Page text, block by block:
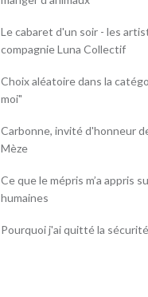
Le cabaret d'un soir - les
compagnie Luna Collectif
Choix aléatoire dans la
moi"
Carbonne, invité d'honneur
Mèze
Ce que le mépris m’a appris
humaines
Pourquoi j'ai quitté la